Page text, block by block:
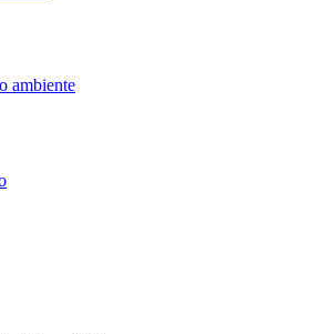
ambiente